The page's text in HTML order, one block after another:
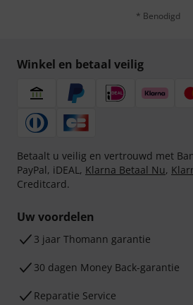
* Benodigd
Winkel en betaal veilig
Betaalt u veilig en vertrouwd met
PayPal, iDEAL, Klarna Betaal Nu,
Creditcard.
Uw voordelen
3 jaar Thomann garantie
30 dagen Money Back-garantie
Reparatie Service